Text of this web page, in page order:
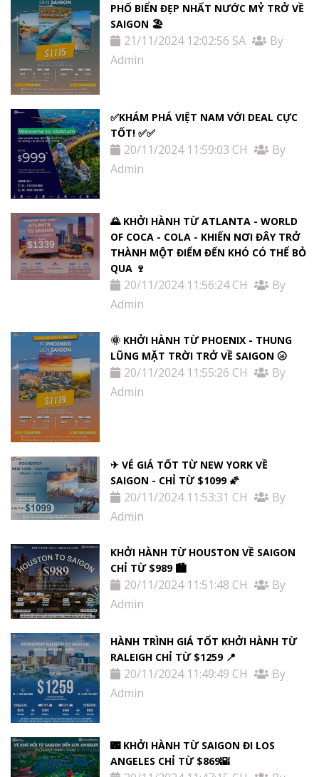
PHỐ BIỂN ĐẸP NHẤT NƯỚC MỶ TRỞ VỀ
SAIGON 🏖️
21/11/2024 12:02:56 SA
By
Admin
✅KHÁM PHÁ VIỆT NAM VỚI DEAL CỰC
TỐT! ✅✅
20/11/2024 11:59:03 CH
By
Admin
🌄 KHỞI HÀNH TỪ ATLANTA - WORLD
OF COCA - COLA - KHIẾN NƠI ĐÂY TRỞ
THÀNH MỘT ĐIỂM ĐẾN KHÓ CÓ THỂ BỎ
QUA 🍷
20/11/2024 11:56:24 CH
By
Admin
🌞 KHỞI HÀNH TỪ PHOENIX - THUNG
LŨNG MẶT TRỜI TRỞ VỀ SAIGON 🌝
20/11/2024 11:55:26 CH
By
Admin
✈ VÉ GIÁ TỐT TỪ NEW YORK VỀ
SAIGON - CHỈ TỪ $1099 🌠
20/11/2024 11:53:31 CH
By
Admin
KHỞI HÀNH TỪ HOUSTON VỀ SAIGON
CHỈ TỪ $989 🏙
20/11/2024 11:51:48 CH
By
Admin
HÀNH TRÌNH GIÁ TỐT KHỞI HÀNH TỪ
RALEIGH CHỈ TỪ $1259 📍
20/11/2024 11:49:49 CH
By
Admin
🌃 KHỞI HÀNH TỪ SAIGON ĐI LOS
ANGELES CHỈ TỪ $869🌇